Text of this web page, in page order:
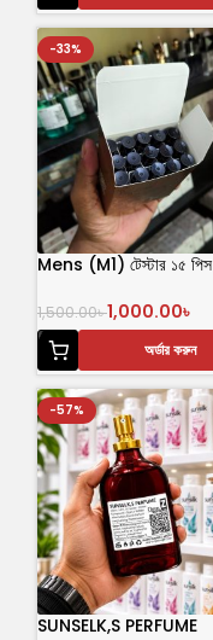
-33%
Mens (M1) টেস্টার ১৫ পিস
1,500.00৳1,000.00৳
অর্ডার করুন
-57%
SUNSELK,S PERFUME